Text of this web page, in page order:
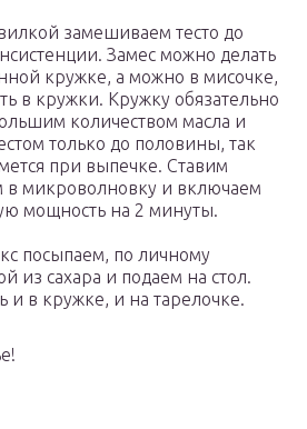
замешиваем тесто до
Замес можно делать
кружке, а можно в мисочке,
в кружки. Кружку обязательно
количеством масла и
только до половины, так
при выпечке. Ставим
в микроволновку и включаем
мощность на 2 минуты.
посыпаем, по личному
из сахара и подаем на стол.
и в кружке, и на тарелочке.